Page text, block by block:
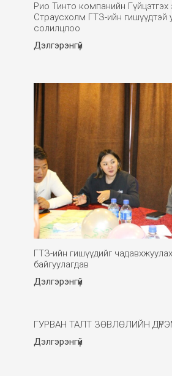
Рио Тинто компанийн
Страусхолм ГТЗ-ийн гишүүдтэй
солилцлоо
Дэлгэрэнгүй
ГТЗ-ийн гишүүдийг
байгуулагдав
Дэлгэрэнгүй
ГУРВАН ТАЛТ ЗӨВЛӨЛИЙН
Дэлгэрэнгүй